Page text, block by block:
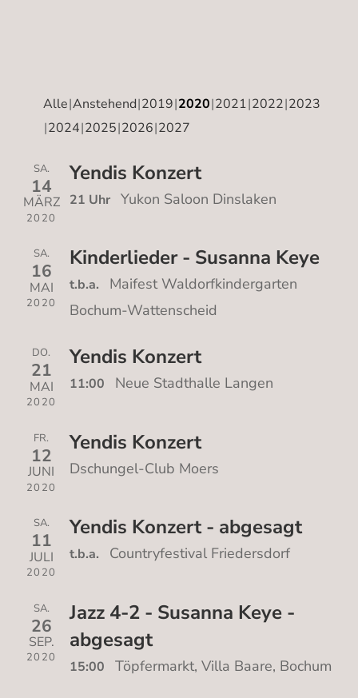
Alle Anstehend 2019 2020 2021 2022 2023
2024 2025 2026 2027
SA.
14
MÄRZ
2020
Yendis Konzert
21 Uhr Yukon Saloon Dinslaken
SA.
16
MAI
2020
Kinderlieder - Susanna Keye
t.b.a.
Maifest Waldorfkindergarten
Bochum-Wattenscheid
DO.
21
MAI
2020
Yendis Konzert
11:00 Neue Stadthalle Langen
FR.
12
JUNI
2020
Yendis Konzert
Dschungel-Club Moers
SA.
11
JULI
2020
Yendis Konzert - abgesagt
t.b.a. Countryfestival Friedersdorf
SA.
26
SEP.
2020
Jazz 4-2 - Susanna Keye -
abgesagt
15:00 Töpfermarkt, Villa Baare, Bochum